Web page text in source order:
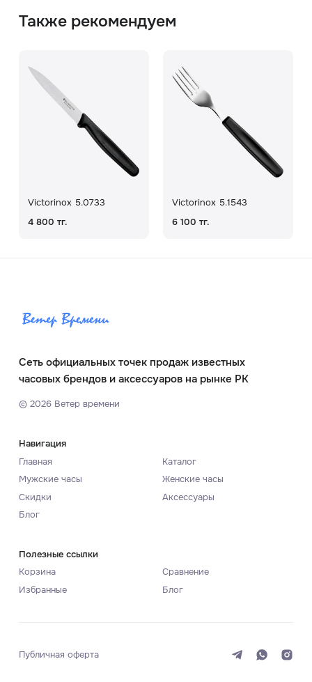
Также рекомендуем
Victorinox 5.0733
4 800 тг.
Victorinox 5.1543
6 100 тг.
Сеть официальных точек продаж известных
часовых брендов и аксессуаров на рынке РК
© 2026Ветер времени
Навигация
Главная
Каталог
Мужские часы
Женские часы
Скидки
Аксессуары
Блог
Полезные ссылки
Корзина
Сравнение
Избранные
Блог
Публичная оферта Светлая